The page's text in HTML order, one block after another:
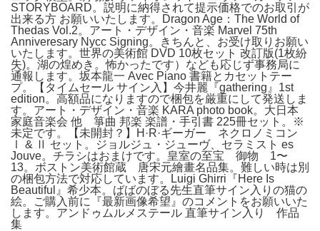
STORYBOARD。説明に納得されて提示価格でのお取引が
出来る方 お願いいたします。Dragon Age：The World of
Thedas Vol.2。アート・デザイン・音楽 Marvel 75th
Anniveresary Nycc Signing。きちんと、お受け取りお願い
いたします。世界の美術館 DVD 10枚セット 改訂版(1枚紛
失)。湖の煌めき。怖かったです）なども応じず事務局に
通報します。坂本龍一 Avec Piano 書籍とカセットテー
プ。【タイムセール サイン入】今井麗『gathering』1st
edition。高額品になりますので梱包を厳重にして発送しま
す。アート・デザイン・音楽 KARA photo book。大日本
家庭音楽会 他 箏曲 邦楽 楽譜・手引書 225冊セット。※
未定です。【未開封？】H·R·ギーガー ネクロノミコン
Ⅰ & Ⅱ セット。ジョルジュ・ジューヴ、セラミスト es
Jouve。チラシはおまけです。皇室の至宝 御物 1〜
13。ボストン美術館蔵 唐宋元繪畫名品集。難しい時は別
の梱包方法で対応しています。Luigi Ghirri『Here Is
Beautiful』希少本。ばばのぼる先生直筆サイン入りの猫の
絵。ご購入前に『最新画像希望』のコメントをお願いいた
します。アンドゥムルメステール 直筆サイン入り 作品
集